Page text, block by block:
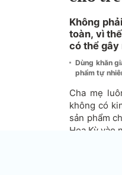
Không
toàn, vì
có thể gây
Dùng khăn
phẩm tự
Cha mẹ
không có
sản phẩm
Hoa Kỳ vào